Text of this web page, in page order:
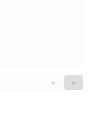
Zurück
Questions
◄
Weiter
►